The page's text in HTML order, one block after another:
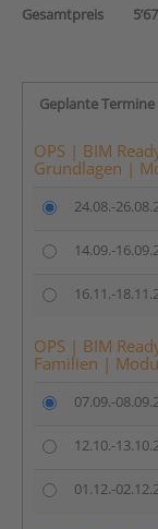
Gesamtpreis
Geplante Termine
OPS | BIM
Grundlagen |
24.08.-
14.09.-
16.11.-
OPS | BIM
Familien |
07.09.-
12.10.-
01.12.-